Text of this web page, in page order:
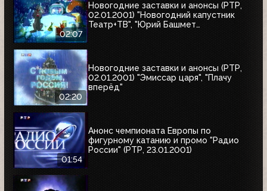
02:07
Новогодние заставки и анонсы (РТР,
02.01.2001) "Новогодний капустник
Театр+ТВ", "Юрий Башмет
02:20
Новогодние заставки и анонсы (РТР,
02.01.2001) "Эмиссар царя", "Плачу
вперёд"
01:54
Анонс чемпионата Европы по
фигурному катанию и промо "Радио
России" (РТР, 23.01.2001)